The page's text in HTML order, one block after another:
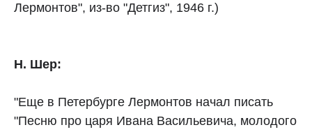
Лермонтов", из-во "Детгиз", 1946 г.)
Н. Шер:
"Еще в Петербурге Лермонтов начал писать
"Песню про царя Ивана Васильевича, молодого